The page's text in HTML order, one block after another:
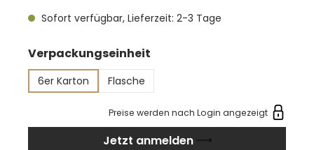
fruchtbetont und erinnert an Himbeeren, Erdbeeren
sich saftig und klar, mit feinem Schmelz, reintöniger
Frucht und einem harmonischen, langen Ausklang
im Extra-Dry-Stil. Die Cuvée aus Glera, Pinot Nero
und Raboso verbindet duftige Eleganz mit Struktur.
Perfekt als Aperitif und als Begleiter zur Vorspeise –
ein Rosé, der den Moment auf den Punkt bringt.
Sofort verfügbar, Lieferzeit: 2-3 Tage
Verpackungseinheit
6er Karton Flasche
Preise werden nach Login angezeigt
Jetzt anmelden